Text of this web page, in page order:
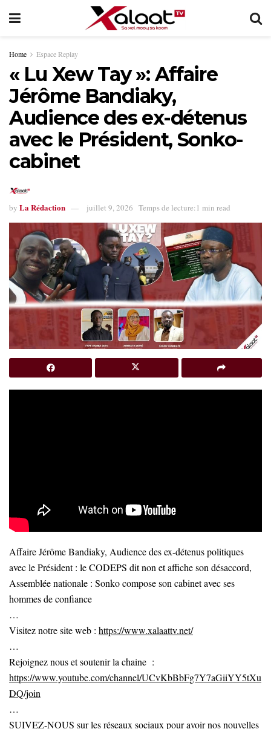
Home Espace Replay
« Lu Xew Tay »: Affaire
Jérôme Bandiaky,
Audience des ex-détenus
avec le Président, Sonko-
cabinet
by La Rédaction juillet 9, 2026 Temps de lecture:1 min read
Affaire Jérôme Bandiaky, Audience des ex-détenus politiques
avec le Président : le CODEPS dit non et affiche son désaccord,
Assemblée nationale : Sonko compose son cabinet avec ses
hommes de confiance
…
Visitez notre site web : https://www.xalaattv.net/
…
Rejoignez nous et soutenir la chaine :
https://www.youtube.com/channel/UCvKbBbFg7Y7aGiiYY5tXu
DQ/join
…
SUIVEZ-NOUS sur les réseaux sociaux pour avoir nos nouvelles